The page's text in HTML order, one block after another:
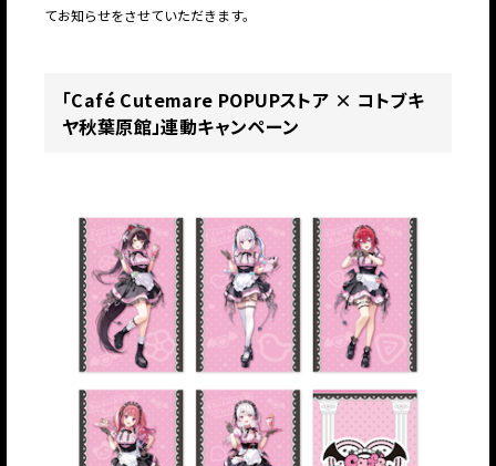
てお知らせをさせていただきます。
「Café Cutemare POPUPストア × コトブキ
ヤ秋葉原館」連動キャンペーン